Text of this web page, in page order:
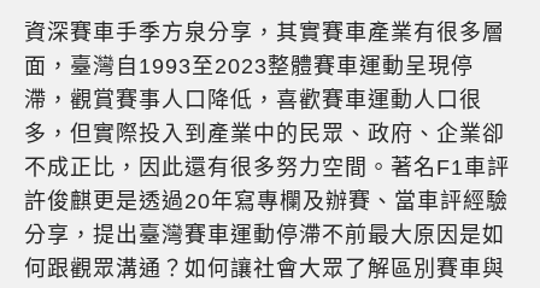
資深賽車手季方泉分享，其實賽車產業有很多層
面，臺灣自1993至2023整體賽車運動呈現停
滯，觀賞賽事人口降低，喜歡賽車運動人口很
多，但實際投入到產業中的民眾、政府、企業卻
不成正比，因此還有很多努力空間。著名F1車評
許俊麒更是透過20年寫專欄及辦賽、當車評經驗
分享，提出臺灣賽車運動停滯不前最大原因是如
何跟觀眾溝通？如何讓社會大眾了解區別賽車與